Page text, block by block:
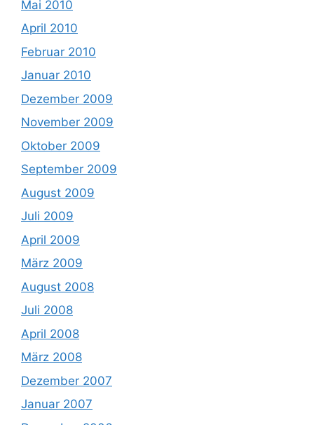
Mai 2010
April 2010
Februar 2010
Januar 2010
Dezember 2009
November 2009
Oktober 2009
September 2009
August 2009
Juli 2009
April 2009
März 2009
August 2008
Juli 2008
April 2008
März 2008
Dezember 2007
Januar 2007